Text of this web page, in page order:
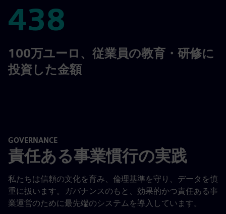
438
438
100万ユーロ、従業員の教育・研修に
投資した金額
GOVERNANCE
責任ある事業慣行の実践
私たちは信頼の文化を育み、倫理基準を守り、データを慎
重に扱います。ガバナンスのもと、効果的かつ責任ある事
業運営のために最先端のシステムを導入しています。